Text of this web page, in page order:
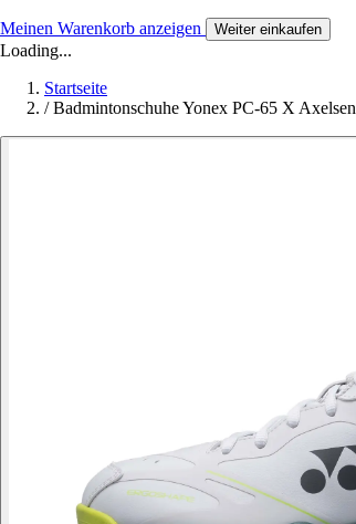
Meinen Warenkorb anzeigen Weiter einkaufen
Loading...
Startseite
/ Badmintonschuhe Yonex PC-65 X Axelsen